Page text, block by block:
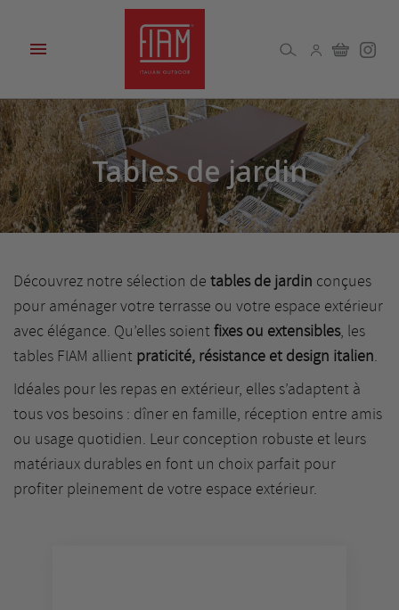

Tables de jardin
Découvrez notre sélection de tables de jardin conçues
pour aménager votre terrasse ou votre espace extérieur
avec élégance. Qu’elles soient fixes ou extensibles, les
tables FIAM allient praticité, résistance et design italien.
Idéales pour les repas en extérieur, elles s’adaptent à
tous vos besoins : dîner en famille, réception entre amis
ou usage quotidien. Leur conception robuste et leurs
matériaux durables en font un choix parfait pour
profiter pleinement de votre espace extérieur.